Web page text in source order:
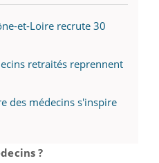
et-Loire recrute 30
retraités reprennent
des médecins s'inspire
?